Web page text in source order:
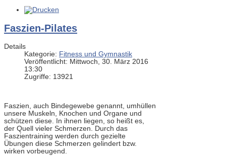
Faszien-Pilates
Details
Kategorie: Fitness und Gymnastik
Veröffentlicht: Mittwoch, 30. März 2016
13:30
Zugriffe: 13921
Faszien, auch Bindegewebe genannt, umhüllen
unsere Muskeln, Knochen und Organe und
schützen diese. In ihnen liegen, so heißt es,
der Quell vieler Schmerzen. Durch das
Faszientraining werden durch gezielte
Übungen diese Schmerzen gelindert bzw.
wirken vorbeugend.